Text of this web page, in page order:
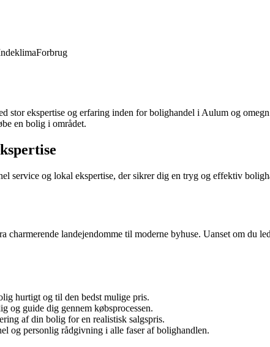
Forbrug
stor ekspertise og erfaring inden for bolighandel i Aulum og
en bolig i området.
service og lokal ekspertise, der sikrer dig en tryg og effektiv
landejendomme til moderne byhuse. Uanset om
hurtigt og til den bedst mulige pris.
og guide dig gennem købsprocessen.
af din bolig for en realistisk salgspris.
og personlig rådgivning i alle faser af bolighandlen.